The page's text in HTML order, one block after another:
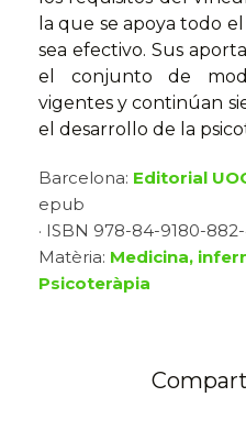
la que se apoya todo
sea efectivo. Sus
el conjunto de
vigentes y continúan
el desarrollo de la
Barcelona: Editorial
epub
· ISBN 978-84-9180-882-
Matèria: Medicina,
Psicoteràpia